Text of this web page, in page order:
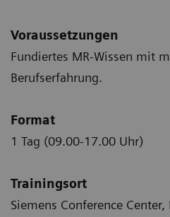
Voraussetzungen
Fundiertes MR-Wissen mit
Berufserfahrung.
Format
1 Tag (09.00-17.00 Uhr)
Trainingsort
Siemens Conference